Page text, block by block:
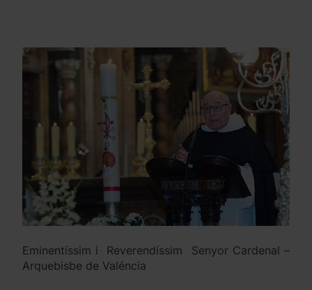
Eminentíssim i Reverendíssim Senyor Cardenal –
Arquebisbe de Valéncia